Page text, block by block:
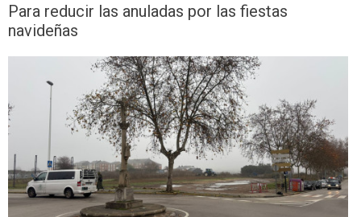
Para reducir las anuladas por las fiestas
navideñas